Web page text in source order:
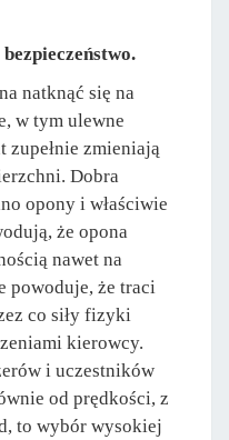
natknąć się na
w tym ulewne
zupełnie zmieniają
Dobra
opony i właściwie
że opona
nawet na
powoduje, że traci
co siły fizyki
kierowcy.
i uczestników
od prędkości, z
to wybór wysokiej